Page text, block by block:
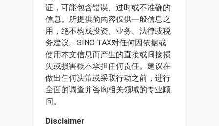
证，可能包含错误、过时或不准确的
信息。所提供的内容仅供一般信息之
用，绝不构成投资、业务、法律或税
务建议。SINO TAX对任何因依据或
使用本文信息而产生的直接或间接损
失或损害概不承担任何责任。建议在
做出任何决策或采取行动之前，进行
全面的调查并咨询相关领域的专业顾
问。
Disclaimer